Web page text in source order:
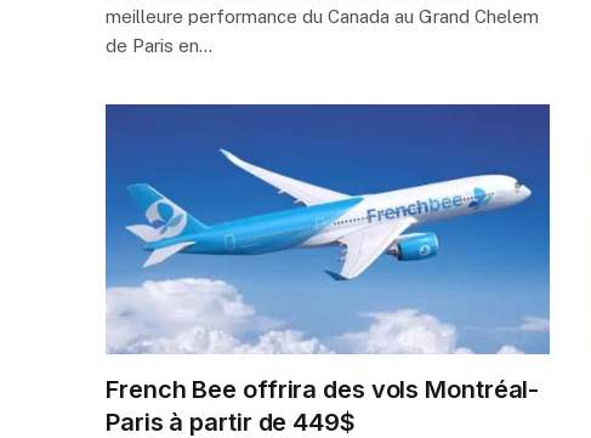
meilleure performance du Canada au Grand Chelem
de Paris en…
French Bee offrira des vols Montréal-
Paris à partir de 449$